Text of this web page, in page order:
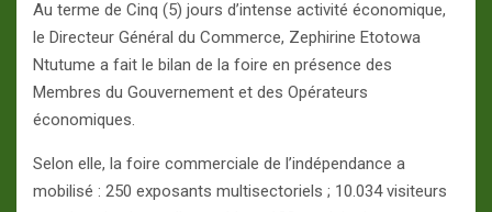
Au terme de Cinq (5) jours d’intense activité économique,
le Directeur Général du Commerce, Zephirine Etotowa
Ntutume a fait le bilan de la foire en présence des
Membres du Gouvernement et des Opérateurs
économiques.
Selon elle, la foire commerciale de l’indépendance a
mobilisé : 250 exposants multisectoriels ; 10.034 visiteurs